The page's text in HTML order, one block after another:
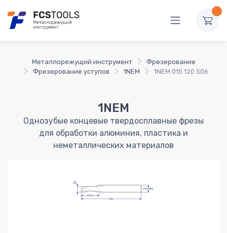
Металлорежущий инструмент
Фрезерование
Фрезерование уступов
1NEM 1NEM 015 120 S06
1NEM
Однозубые концевые твердосплавные фрезы
для обработки алюминия, пластика и
неметаллических материалов